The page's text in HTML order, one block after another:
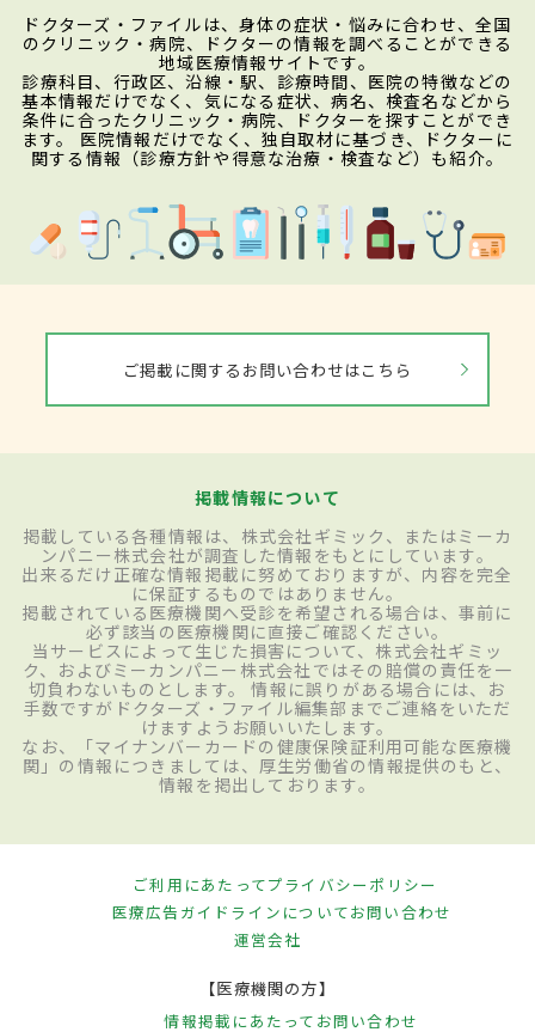
ドクターズ・ファイルは、身体の症状・悩みに合わせ、全国
のクリニック・病院、ドクターの情報を調べることができる
地域医療情報サイトです。
診療科目、行政区、沿線・駅、診療時間、医院の特徴などの
基本情報だけでなく、気になる症状、病名、検査名などから
条件に合ったクリニック・病院、ドクターを探すことができ
ます。 医院情報だけでなく、独自取材に基づき、ドクターに
関する情報（診療方針や得意な治療・検査など）も紹介。
ご掲載に関するお問い合わせはこちら
掲載情報について
掲載している各種情報は、株式会社ギミック、またはミーカ
ンパニー株式会社が調査した情報をもとにしています。
出来るだけ正確な情報掲載に努めておりますが、内容を完全
に保証するものではありません。
掲載されている医療機関へ受診を希望される場合は、事前に
必ず該当の医療機関に直接ご確認ください。
当サービスによって生じた損害について、株式会社ギミッ
ク、およびミーカンパニー株式会社ではその賠償の責任を一
切負わないものとします。 情報に誤りがある場合には、お
手数ですがドクターズ・ファイル編集部までご連絡をいただ
けますようお願いいたします。
なお、「マイナンバーカードの健康保険証利用可能な医療機
関」の情報につきましては、厚生労働省の情報提供のもと、
情報を掲出しております。
ご利用にあたってプライバシーポリシー
医療広告ガイドラインについてお問い合わせ
運営会社
【医療機関の方】
情報掲載にあたって お問い合わせ